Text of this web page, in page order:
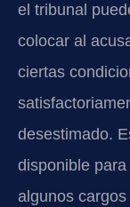
el tribunal
colocar al
ciertas
desestimado.
disponible
algunos